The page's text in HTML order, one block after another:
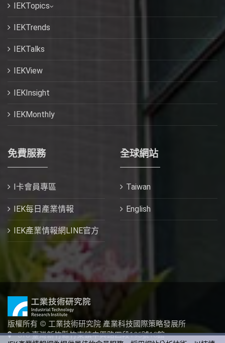
IEKTopics
IEKTrends
IEKTalks
IEKView
IEKInsight
IEKMonthly
免費服務
I卡會員專區
IEK每日產業情報
IEK產業情報網LINE官方
全球網站
Taiwan
English
版權所有 © 工業技術研究院 產業科技國際策略發展所
310 臺灣新竹縣竹東鎮中興路四段195號10館